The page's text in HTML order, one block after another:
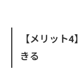
【メリット4】
きる